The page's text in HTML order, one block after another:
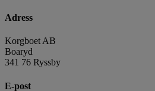
Adress
Korgboet AB
Boaryd
341 76 Ryssby
E-post